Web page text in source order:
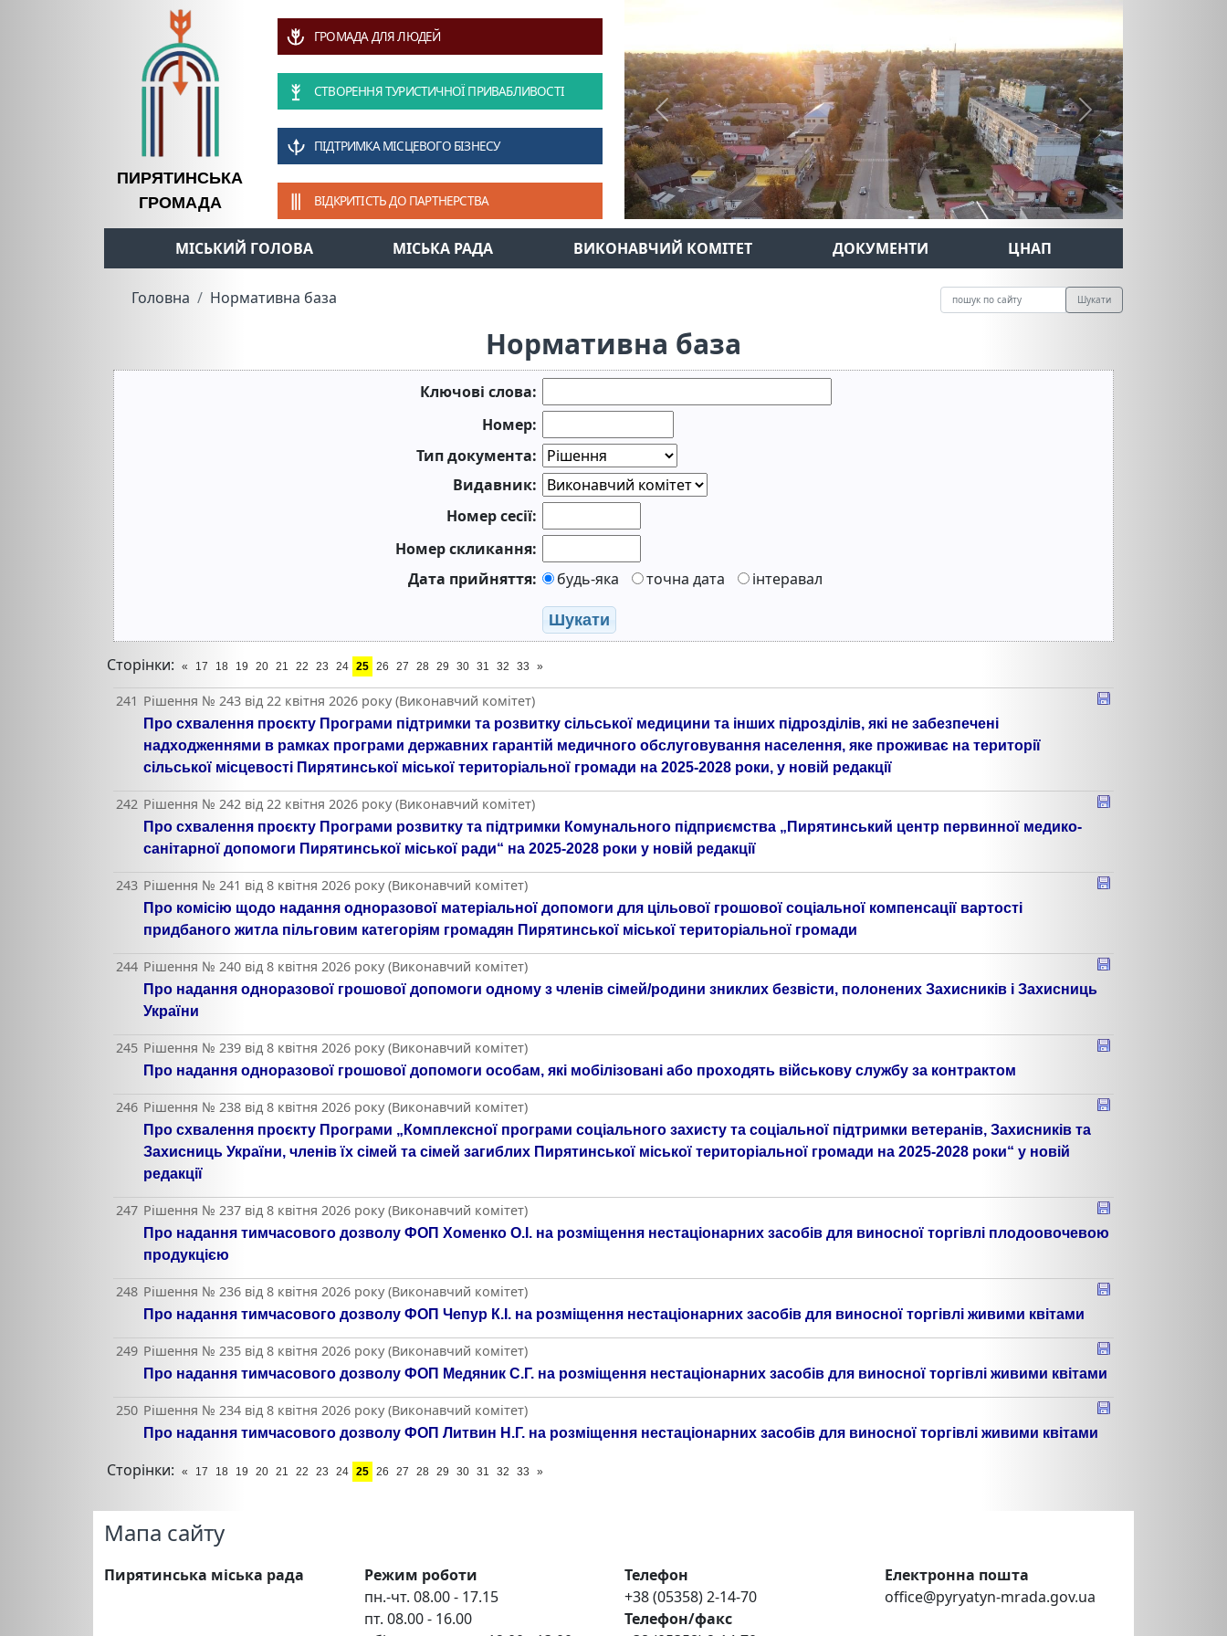
ПИРЯТИНСЬКА
ГРОМАДА
ГРОМАДА ДЛЯ ЛЮДЕЙ
СТВОРЕННЯ ТУРИСТИЧНОЇ ПРИВАБЛИВОСТІ
ПІДТРИМКА МІСЦЕВОГО БІЗНЕСУ
ВІДКРИТІСТЬ ДО ПАРТНЕРСТВА
Previous Next
МІСЬКИЙ ГОЛОВА МІСЬКА РАДА ВИКОНАВЧИЙ КОМІТЕТ ДОКУМЕНТИ ЦНАП
Головна Нормативна база Шукати
Нормативна база
Ключові слова:
Номер:
Тип документа:
Видавник:
Номер сесії:
Номер скликання:
Дата прийняття:
будь-яка точна дата інтеравал
Шукати
Сторінки: « 17 18 19 20 21 22 23 24 25 26 27 28 29 30 31 32 33 »
241 Рішення № 243 від 22 квітня 2026 року (Виконавчий комітет)
Про схвалення проєкту Програми підтримки та розвитку сільської медицини та інших підрозділів, які не забезпечені
надходженнями в рамках програми державних гарантій медичного обслуговування населення, яке проживає на території
сільської місцевості Пирятинської міської територіальної громади на 2025-2028 роки, у новій редакції
242 Рішення № 242 від 22 квітня 2026 року (Виконавчий комітет)
Про схвалення проєкту Програми розвитку та підтримки Комунального підприємства „Пирятинський центр первинної медико-
санітарної допомоги Пирятинської міської ради“ на 2025-2028 роки у новій редакції
243 Рішення № 241 від 8 квітня 2026 року (Виконавчий комітет)
Про комісію щодо надання одноразової матеріальної допомоги для цільової грошової соціальної компенсації вартості
придбаного житла пільговим категоріям громадян Пирятинської міської територіальної громади
244 Рішення № 240 від 8 квітня 2026 року (Виконавчий комітет)
Про надання одноразової грошової допомоги одному з членів сімей/родини зниклих безвісти, полонених Захисників і Захисниць
України
245 Рішення № 239 від 8 квітня 2026 року (Виконавчий комітет)
Про надання одноразової грошової допомоги особам, які мобілізовані або проходять військову службу за контрактом
246 Рішення № 238 від 8 квітня 2026 року (Виконавчий комітет)
Про схвалення проєкту Програми „Комплексної програми соціального захисту та соціальної підтримки ветеранів, Захисників та
Захисниць України, членів їх сімей та сімей загиблих Пирятинської міської територіальної громади на 2025-2028 роки“ у новій
редакції
247 Рішення № 237 від 8 квітня 2026 року (Виконавчий комітет)
Про надання тимчасового дозволу ФОП Хоменко О.І. на розміщення нестаціонарних засобів для виносної торгівлі плодоовочевою
продукцією
248 Рішення № 236 від 8 квітня 2026 року (Виконавчий комітет)
Про надання тимчасового дозволу ФОП Чепур К.І. на розміщення нестаціонарних засобів для виносної торгівлі живими квітами
249 Рішення № 235 від 8 квітня 2026 року (Виконавчий комітет)
Про надання тимчасового дозволу ФОП Медяник С.Г. на розміщення нестаціонарних засобів для виносної торгівлі живими квітами
250 Рішення № 234 від 8 квітня 2026 року (Виконавчий комітет)
Про надання тимчасового дозволу ФОП Литвин Н.Г. на розміщення нестаціонарних засобів для виносної торгівлі живими квітами
Сторінки: « 17 18 19 20 21 22 23 24 25 26 27 28 29 30 31 32 33 »
Мапа сайту
Пирятинська міська рада
Режим роботи
пн.-чт. 08.00 - 17.15
пт. 08.00 - 16.00
Телефон
+38 (05358) 2-14-70
Телефон/факс
Електронна пошта
office@pyryatyn-mrada.gov.ua